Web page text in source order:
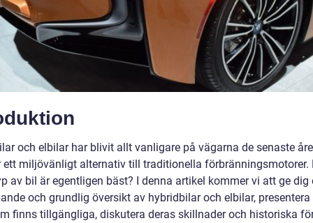
och elbilar har blivit allt vanligare på vägarna de senaste
ett miljövänligt alternativ till traditionella förbränningsmotorer.
av bil är egentligen bäst? I denna artikel kommer vi att ge dig
och grundlig översikt av hybridbilar och elbilar,
finns tillgängliga, diskutera deras skillnader och historiska